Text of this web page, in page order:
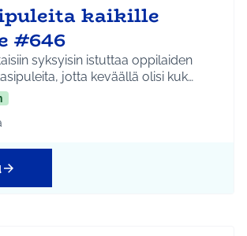
kaikille
#646
syksyisin istuttaa oppilaiden
jotta keväällä olisi kuk…
mukaan: Koko Tuusula